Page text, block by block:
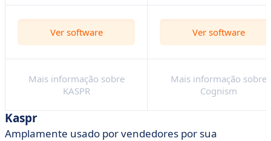
Ver software Ver software
Mais informação sobre
KASPR
Mais informação sobre
Cognism
Kaspr
Amplamente usado por vendedores por sua